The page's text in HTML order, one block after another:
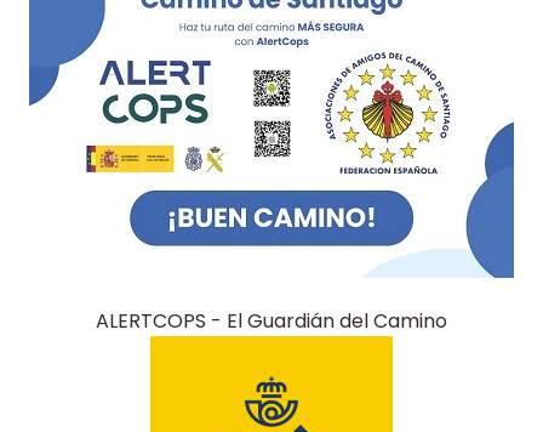
ALERTCOPS - El Guardián del Camino